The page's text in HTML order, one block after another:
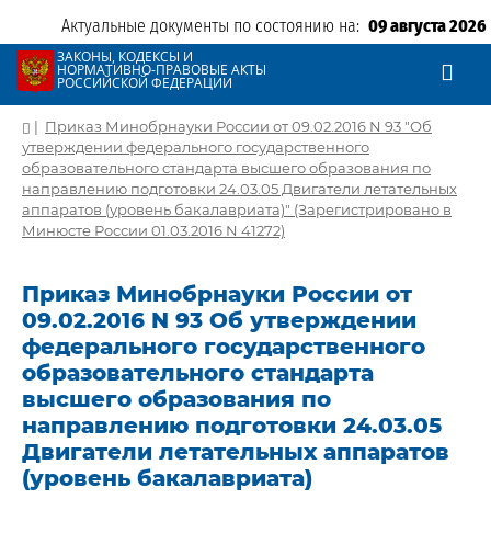
Актуальные документы по состоянию на: 09 августа 2026
ЗАКОНЫ, КОДЕКСЫ И
НОРМАТИВНО-ПРАВОВЫЕ АКТЫ
РОССИЙСКОЙ ФЕДЕРАЦИИ
| Приказ Минобрнауки России от 09.02.2016 N 93 "Об
утверждении федерального государственного
образовательного стандарта высшего образования по
направлению подготовки 24.03.05 Двигатели летательных
аппаратов (уровень бакалавриата)" (Зарегистрировано в
Минюсте России 01.03.2016 N 41272)
Приказ Минобрнауки России от
09.02.2016 N 93 Об утверждении
федерального государственного
образовательного стандарта
высшего образования по
направлению подготовки 24.03.05
Двигатели летательных аппаратов
(уровень бакалавриата)